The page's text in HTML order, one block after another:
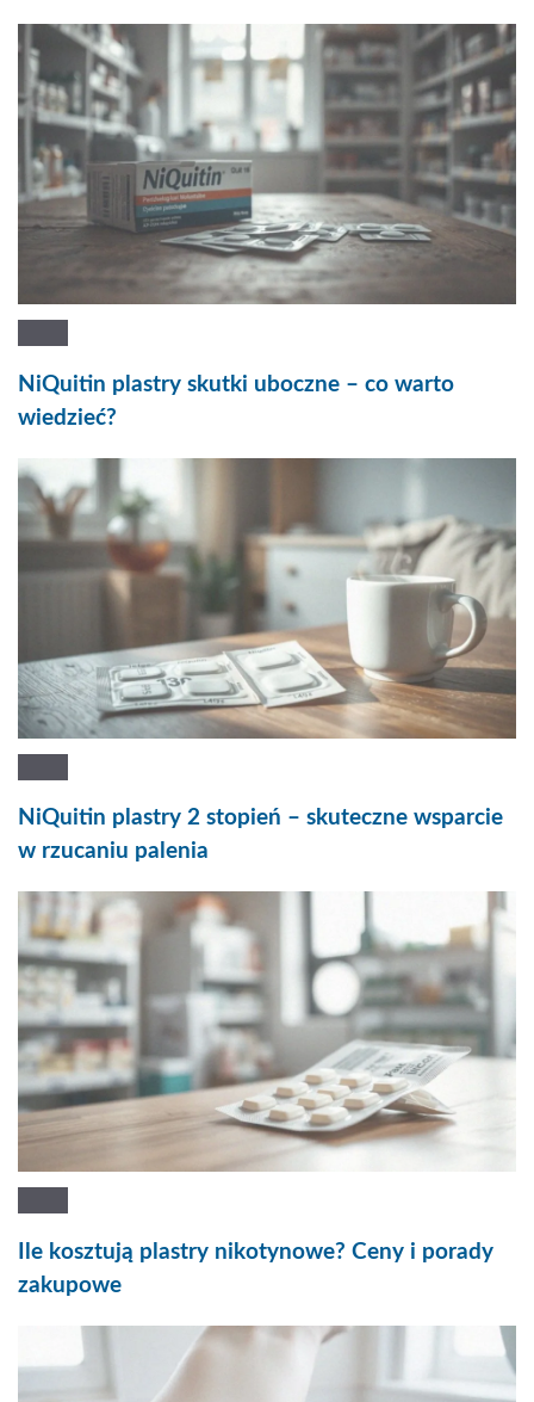
NiQuitin plastry skutki uboczne – co warto
wiedzieć?
NiQuitin plastry 2 stopień – skuteczne wsparcie
w rzucaniu palenia
Ile kosztują plastry nikotynowe? Ceny i porady
zakupowe